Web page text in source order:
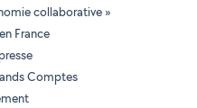
collaborative »
France
Comptes